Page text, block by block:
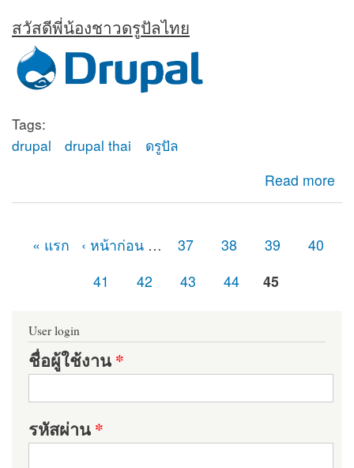
สวัสดีพี่น้องชาวดรูปัลไทย
Tags:
drupal
drupal thai
ดรูปัล
Read more
about ยินดีต้อนรับสู่ดรูปัลไทย (Drupal Thailand)
« แรก ‹ หน้าก่อน … 37 38 39
40
41
42 43 44 45
User login
ชื่อผู้ใช้งาน*
รหัสผ่าน*